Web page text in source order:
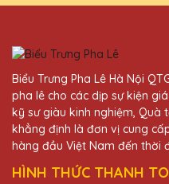
25/11/2025
Chất lượng pha
QTG rất tốt,
hài lòng với
Vũ Văn
Biểu Trưng Pha Lê Hà Nội
pha lê cho các dịp sự kiện
kỹ sư giàu kinh nghiệm, Quà
khẳng định là đơn vị cung
hàng đầu Việt Nam đến thời
HÌNH THỨC THANH